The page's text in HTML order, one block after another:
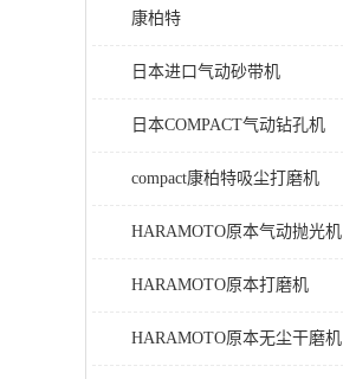
康柏特
日本进口气动砂带机
日本COMPACT气动钻孔机
compact康柏特吸尘打磨机
HARAMOTO原本气动抛光机
HARAMOTO原本打磨机
HARAMOTO原本无尘干磨机